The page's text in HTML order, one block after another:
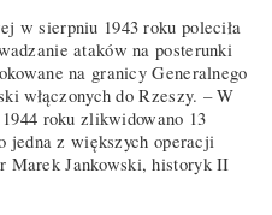
w sierpniu 1943 roku poleciła
ataków na posterunki
na granicy Generalnego
włączonych do Rzeszy. – W
roku zlikwidowano 13
jedna z większych operacji
Marek Jankowski, historyk II